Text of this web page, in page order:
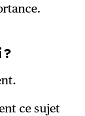
ce sujet